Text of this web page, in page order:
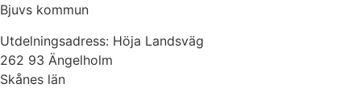
Bjuvs kommun
Utdelningsadress: Höja Landsväg
262 93 Ängelholm
Skånes län